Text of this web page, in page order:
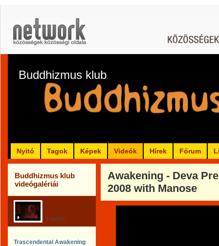
Buddhizmus klub
Nyitó Tagok Képek Videók Hírek Fórum
Buddhizmus klub
videógalériái
7 videó
Trascendental Awakening
Awakening - Deva
2008 with Manose